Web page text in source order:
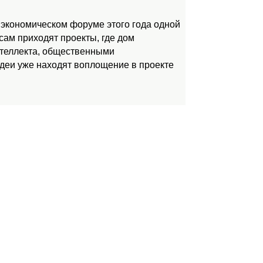
форуме этого года одной
приходят проекты, где дом
общественными
уже находят воплощение в проекте